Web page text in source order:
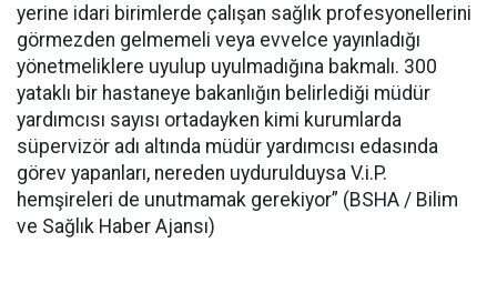
yerine idari birimlerde çalışan sağlık profesyonellerini
görmezden gelmemeli veya evvelce yayınladığı
yönetmeliklere uyulup uyulmadığına bakmalı. 300
yataklı bir hastaneye bakanlığın belirlediği müdür
yardımcısı sayısı ortadayken kimi kurumlarda
süpervizör adı altında müdür yardımcısı edasında
görev yapanları, nereden uydurulduysa V.i.P.
hemşireleri de unutmamak gerekiyor” (BSHA / Bilim
ve Sağlık Haber Ajansı)